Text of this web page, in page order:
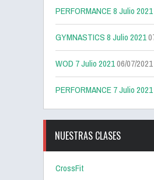
PERFORMANCE 8 Julio 2021
GYMNASTICS 8 Julio 2021
WOD 7 Julio 202106/07/2021
PERFORMANCE 7 Julio 2021
NUESTRAS CLASES
CrossFit